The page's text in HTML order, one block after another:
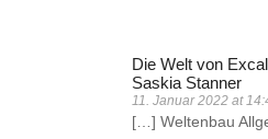
Die Welt von
Saskia Stanner
11. Januar 2022 at
[…] Weltenbau